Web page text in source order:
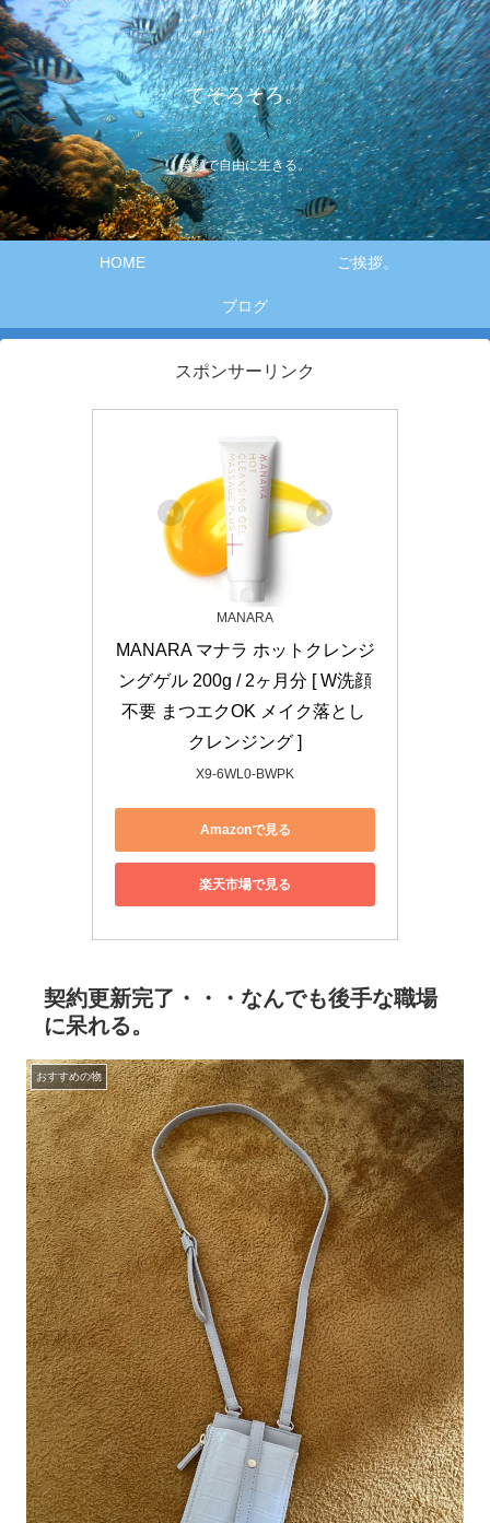
てそろそろ。
笑顔で自由に生きる。
HOME ご挨拶。
ブログ
スポンサーリンク
MANARA
MANARA マナラ ホットクレンジ
ングゲル 200g / 2ヶ月分 [ W洗顔
不要 まつエクOK メイク落とし
クレンジング ]
X9-6WL0-BWPK
Amazonで見る
楽天市場で見る
契約更新完了・・・なんでも後手な職場
に呆れる。
おすすめの物